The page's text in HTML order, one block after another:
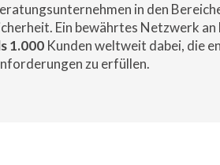
in den
Ein bewährtes Netzwerk
1.000 Kunden weltweit dabei, die
zu erfüllen.